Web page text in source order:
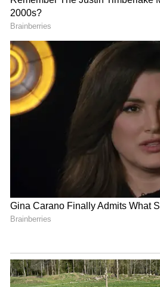
1. ಎಲ್ಲಾ ಪಿಐಗಳು ಕಡ್ಡಾಯವಾಗಿ ಒಬ್ಬರು
ದಿನಾಂಕ:03.06.2026 ರಂದು ಬೆಳ್ಳಿಗ್ಗೆ
ಸೌಧದ ಎದುರು ಕರ್ತವ್ಯಕ್ಕೆ
3. ಸೆಕ್ಟರ್-05, 06. 07 ರಲ್ಲಿನ ಸಿಬ್ಬಂದಿ
& ಬ್ರೇಜರ್ ನಲ್ಲಿ ಕಡ್ಡಾಯವಾಗಿ ಕರ್ತವ್ಯಕ್ಕೆ
4. ಎಲ್ಲಾ ಎ.ಎಸ್.ಐ. ಮತ್ತು ಮೇಲ್ಪಟ್ಟ
5. ಮಳೆಯ ಸಂಭವವಿರುವುದರಿಂದ
ಜೊತೆಯಲ್ಲಿ ಇಟ್ಟುಕೊಳ್ಳುವುದು.
6. ಯಾವುದೇ ಪ್ರತಿಭಟನಾಕಾರರು,
7. ಸದರಿ ಬಂದೋಬಸ್ತ್ ಮುಗಿಯುವವರೆಗೂ
8. ಬಂದೋಬಸ್ತ್ ಕರ್ತವ್ಯಕ್ಕೆ